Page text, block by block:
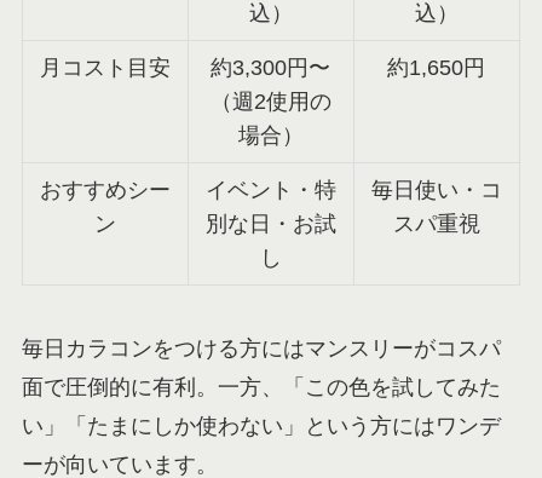
込）
込）
月コスト目安
約3,300円〜
（週2使用の
場合）
約1,650円
おすすめシー
ン
イベント・特
別な日・お試
し
毎日使い・コ
スパ重視
毎日カラコンをつける方にはマンスリーがコスパ
面で圧倒的に有利。一方、「この色を試してみた
い」「たまにしか使わない」という方にはワンデ
ーが向いています。